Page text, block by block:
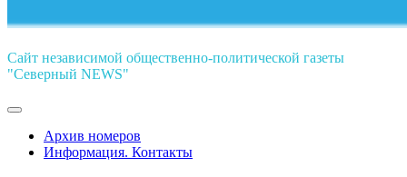
Сайт независимой общественно-политической газеты
"Северный NEWS"
Архив номеров
Информация. Контакты